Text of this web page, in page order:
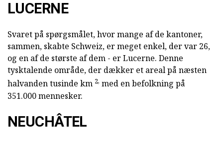
LUCERNE
Svaret på spørgsmålet, hvor mange af de kantoner,
sammen, skabte Schweiz, er meget enkel, der var 26,
og en af de største af dem - er Lucerne. Denne
tysktalende område, der dækker et areal på næsten
halvanden tusinde km 2, med en befolkning på
351.000 mennesker.
NEUCHÂTEL